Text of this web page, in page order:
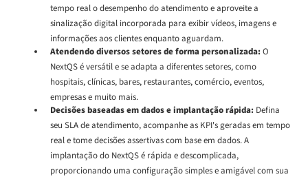
tempo real o desempenho do atendimento e aproveite a
sinalização digital incorporada para exibir vídeos, imagens e
informações aos clientes enquanto aguardam.
Atendendo diversos setores de forma personalizada:O
NextQS é versátil e se adapta a diferentes setores, como
hospitais, clínicas, bares, restaurantes, comércio, eventos,
empresas e muito mais.
Decisões baseadas em dados e implantação rápida: Defina
seu SLA de atendimento, acompanhe as KPI's geradas em tempo
real e tome decisões assertivas com base em dados. A
implantação do NextQS é rápida e descomplicada,
proporcionando uma configuração simples e amigável com sua